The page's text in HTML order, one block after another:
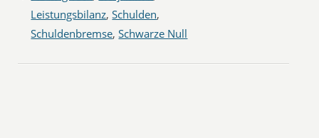
Leistungsbilanz,Schulden,
Schuldenbremse,Schwarze Null